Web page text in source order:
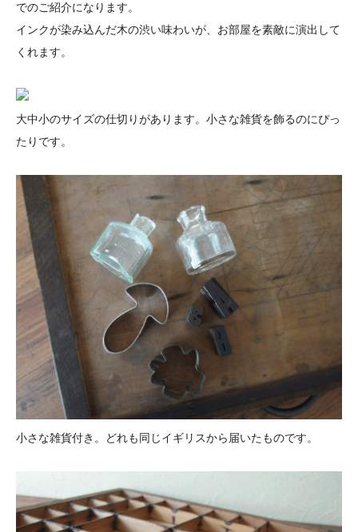
でのご紹介になります。
インクが染み込んだ木の渋い味わいが、お部屋を素敵に演出して
くれます。
大中小のサイズの仕切りがあります。小さな雑貨を飾るのにぴっ
たりです。
小さな雑貨付き。どれも同じイギリスから届いたものです。